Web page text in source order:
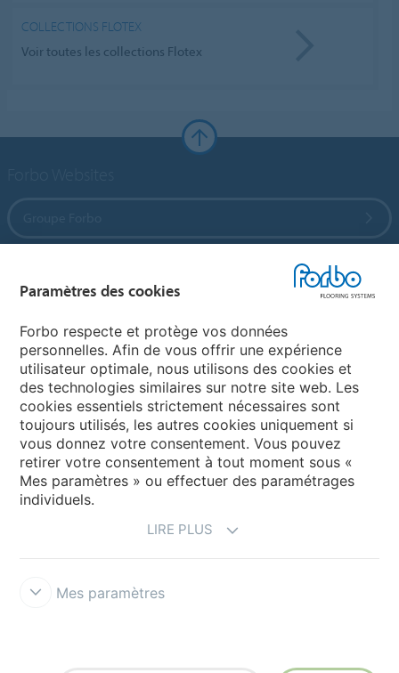
COLLECTIONS FLOTEX
Voir toutes les collections Flotex
Selectionnez un pays
Sélectionnez votre pays
Paramètres des cookies
Forbo respecte et protège vos données
personnelles. Afin de vous offrir une expérience
utilisateur optimale, nous utilisons des cookies et
des technologies similaires sur notre site web. Les
cookies essentiels strictement nécessaires sont
toujours utilisés, les autres cookies uniquement si
vous donnez votre consentement. Vous pouvez
retirer votre consentement à tout moment sous «
Mes paramètres » ou effectuer des paramétrages
individuels.
LIRE PLUS
Mes paramètres